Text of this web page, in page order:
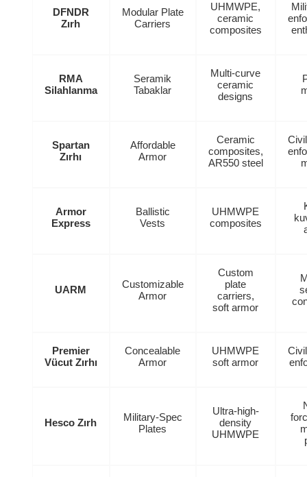
DFNDR
Zırh
Modular Plate
Carriers
UHMWPE,
ceramic
composites
RMA
Silahlanma
Seramik
Tabaklar
Multi-curve
ceramic
designs
Spartan
Zırhı
Affordable
Armor
Ceramic
composites,
AR550 steel
Armor
Express
Ballistic
Vests
UHMWPE
composites
UARM
Customizable
Armor
Custom
plate
carriers,
soft armor
Premier
Vücut Zırhı
Concealable
Armor
UHMWPE
soft armor
Hesco Zırh
Military-Spec
Plates
Ultra-high-
density
UHMWPE